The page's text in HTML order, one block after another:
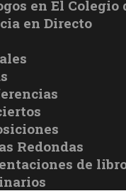
en El Colegio
en Directo
Redondas
de